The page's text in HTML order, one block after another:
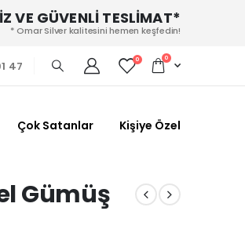
VE GÜVENLİ TESLİMAT*
* Omar Silver kalitesini hemen keşfedin!
47 0 0
Çok Satanlar Kişiye Özel
Gümüş